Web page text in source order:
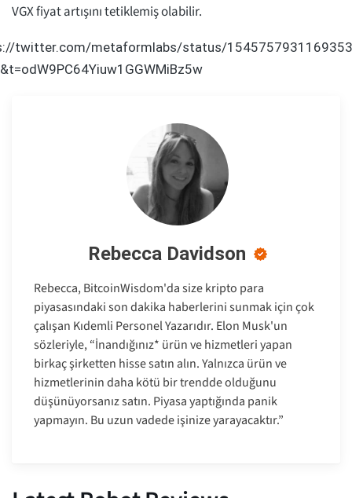
VGX fiyat artışını tetiklemiş olabilir.
twitter.com/metaformlabs/status/
Rebecca Davidson
Rebecca, BitcoinWisdom'da size kripto para
piyasasındaki son dakika haberlerini sunmak için çok
çalışan Kıdemli Personel Yazarıdır. Elon Musk'un
sözleriyle, “İnandığınız* ürün ve hizmetleri yapan
birkaç şirketten hisse satın alın. Yalnızca ürün ve
hizmetlerinin daha kötü bir trendde olduğunu
düşünüyorsanız satın. Piyasa yaptığında panik
yapmayın. Bu uzun vadede işinize yarayacaktır.”